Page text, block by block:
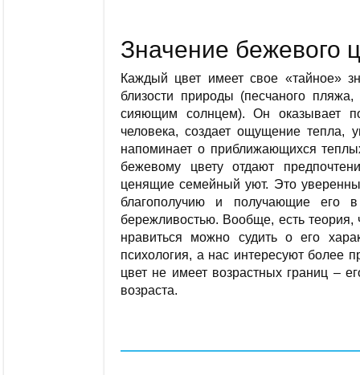
Значение бежевого
Каждый цвет имеет свое «тайное»
близости природы (песчаного
сияющим солнцем). Он оказывает
человека, создает ощущение тепла,
напоминает о приближающихся
бежевому цвету отдают
ценящие семейный уют. Это
благополучию и получающие его
бережливостью. Вообще, есть теория,
нравиться можно судить о его
психология, а нас интересуют более
цвет не имеет возрастных границ –
возраста.